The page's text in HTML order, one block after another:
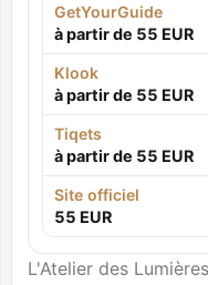
GetYourGuide
à partir de 55 EUR
Klook
à partir de 55 EUR
Tiqets
à partir de 55 EUR
Site officiel
55 EUR
L'Atelier des